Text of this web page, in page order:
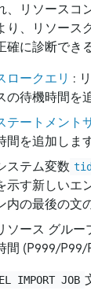
、リソースコ
り、リソース
確に診断でき
ロークエリ :
の待機時間を
テートメント
間を追加します
ステム変数
示す新しいエ
内の最後の文
ソース グル
間 (P999/P99/
IMPORT JOB